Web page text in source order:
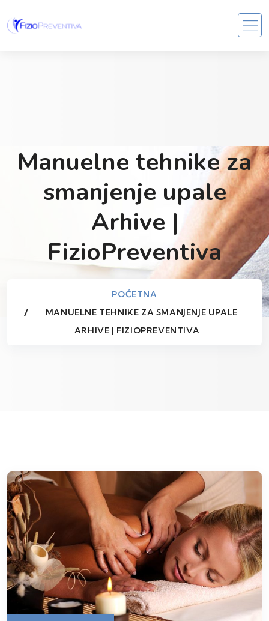
Manuelne tehnike za
smanjenje upale
Arhive |
FizioPreventiva
POČETNA
MANUELNE TEHNIKE ZA SMANJENJE UPALE
ARHIVE | FIZIOPREVENTIVA